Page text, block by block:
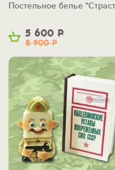
5 600 Р
8 900Р
Постельное белье